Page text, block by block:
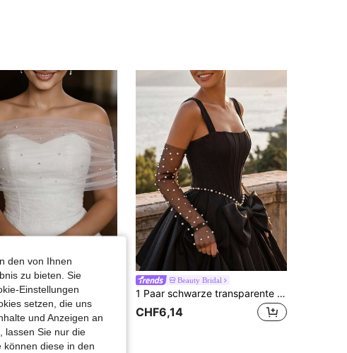
4,79 64 1.9K
4,79 64 1.9K
64 1.9K
Damen Schulterfrei Schal, Perlen besetzter Chiffon Kurzer Schal, Kleid Oberbekleidung
CHF10,02
Beauty Bridal
1 Paar schwarze transparente Mesh-Brautärmel mit Kunstperlen-Verzierungen, Abendparty-Hochzeits-Braut-Fotografie-Atmosphärische Ärmel-Accessoires
CHF6,14
den von Ihnen
zu bieten. Sie
Einstellungen
setzen, die uns
und Anzeigen an
lassen Sie nur die
können diese in den